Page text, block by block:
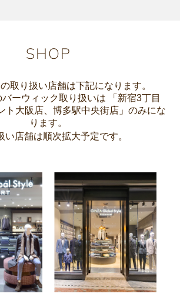
SHOP
取り扱い店舗は下記になります。
ーウィック取り扱いは 「新宿3丁目
ト大阪店、博多駅中央街店」のみにな
ります。
い店舗は順次拡大予定です。